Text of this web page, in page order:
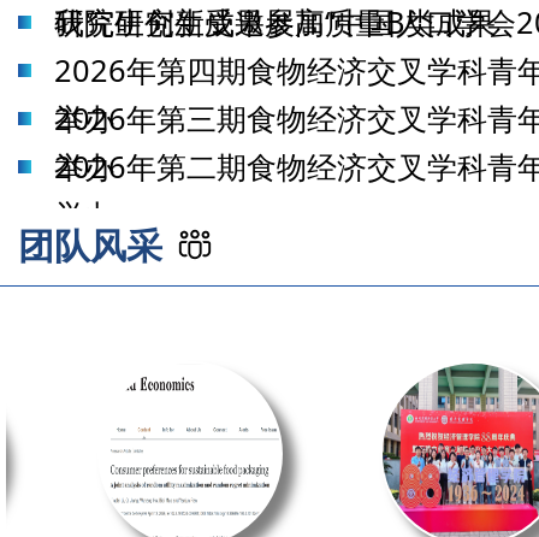
研究生创新成果展高质量B类成果
我院研究生受邀参加“中国人口学会
2026年第四期食物经济交叉学科青
举办
2026年第三期食物经济交叉学科青
举办
2026年第二期食物经济交叉学科青
举办
团队风采